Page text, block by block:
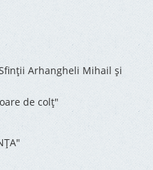
Arhangheli Mihail și
de colţ"